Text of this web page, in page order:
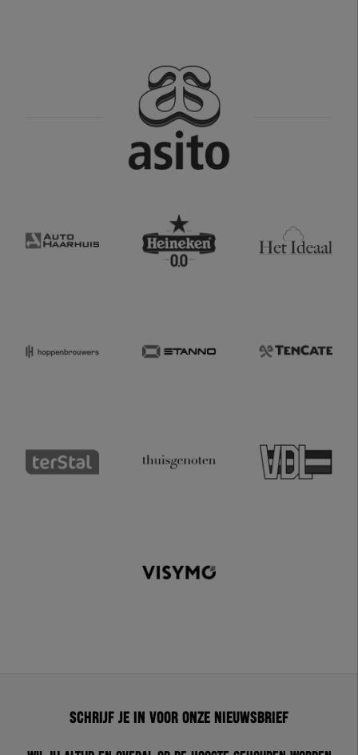
Schrijf je in voor onze nieuwsbrief